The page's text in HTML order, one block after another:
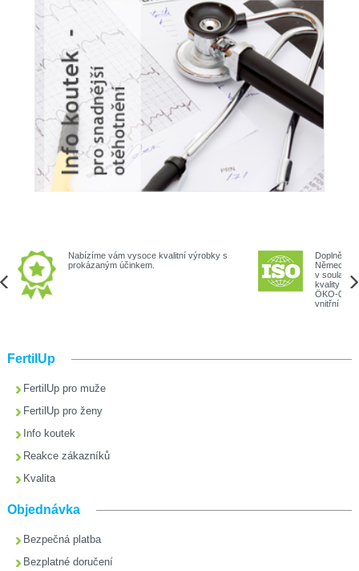
Nabízíme vám vysoce kvalitní výrobky s
prokázaným účinkem.
Doplněk
Německu
v souladu
kvality
ÖKO-024)
vnitřní a
FertilUp
FertilUp pro muže
FertilUp pro ženy
Info koutek
Reakce zákazníků
Kvalita
Objednávka
Bezpečná platba
Bezplatné doručení